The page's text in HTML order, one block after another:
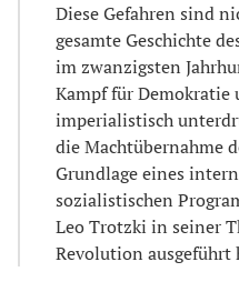
Diese Gefahren sind
gesamte Geschichte
im zwanzigsten
Kampf für Demokratie
imperialistisch
die Machtübernahme
Grundlage eines
sozialistischen
Leo Trotzki in seiner
Revolution ausgeführt